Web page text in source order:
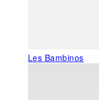
Les Bambinos